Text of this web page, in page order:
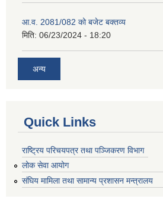
आ.व. 2081/082 को बजेट बक्तव्य
मिति: 06/23/2024 - 18:20
अन्य
Quick Links
राष्ट्रिय परिचयपत्र तथा पञ्जिकरण विभाग
लोक सेवा आयोग
संघिय मामिला तथा सामान्य प्रशासन मन्त्रालय